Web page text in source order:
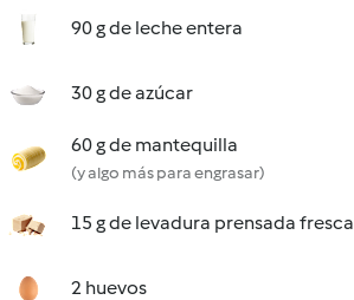
90 g de leche entera
30 g de azúcar
60 g de mantequilla
(y algo más para engrasar)
15 g de levadura prensada fresca
2 huevos